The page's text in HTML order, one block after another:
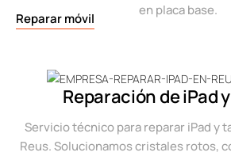
en placa base.
Reparar móvil
Reparación de iPad
Servicio técnico para reparar iPad y
Reus. Solucionamos cristales rotos,